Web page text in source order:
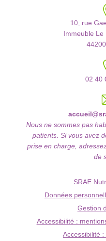
10, rue
Immeuble
02 40
Nous ne sommes pas
patients. Si vous avez
prise en charge,
de
SRAE
Données
Gestion
Accessibilité :
Accessibilité